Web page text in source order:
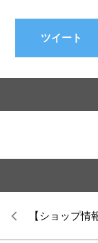
ツイート
【ショップ情